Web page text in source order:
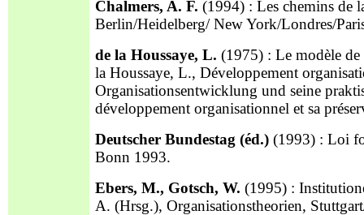
Chalmers, A. F. (1994) : Les chemins de
Berlin/Heidelberg/ New York/Londres/
de la Houssaye, L. (1975) : Le modèle
la Houssaye, L., Développement
Organisationsentwicklung und seine
développement organisationnel et sa
Deutscher Bundestag (éd.) (1993) : Loi
Bonn 1993.
Ebers, M., Gotsch, W. (1995) :
A. (Hrsg.), Organisationstheorien,